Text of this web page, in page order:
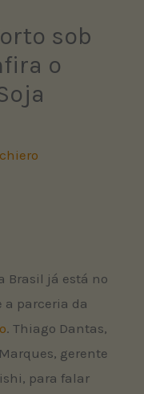
sob
o
Brasil já está no
a parceria da
. Thiago Dantas,
gerente
para falar